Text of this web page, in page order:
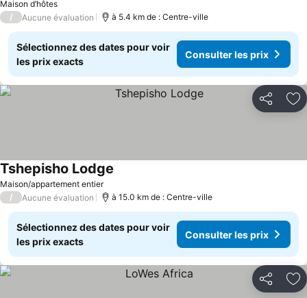
Maison d’hôtes
/ Aucune évaluation à 5.4 km de : Centre-ville
Sélectionnez des dates pour voir
les prix exacts
Consulter les prix
Partager
Maison/appartement entier
Tshepisho Lodge
/ Aucune évaluation à 15.0 km de : Centre-ville
Sélectionnez des dates pour voir
les prix exacts
Consulter les prix
Partager